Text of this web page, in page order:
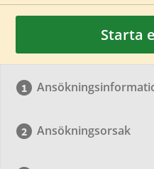
Starta
Ansökningsorsak